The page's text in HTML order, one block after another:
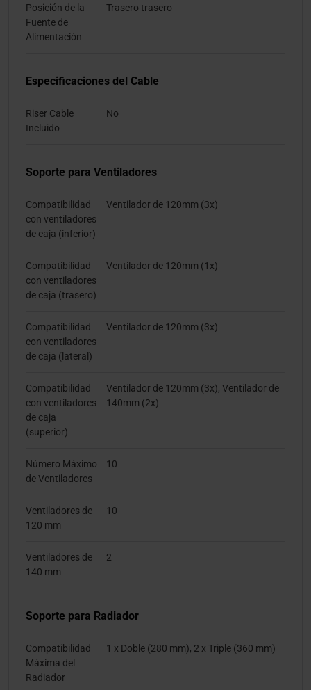
Posición de la
Fuente de
Alimentación
Trasero trasero
Especificaciones del Cable
Riser Cable
Incluido
No
Soporte para Ventiladores
Compatibilidad
con ventiladores
de caja (inferior)
Ventilador de 120mm (3x)
Compatibilidad
con ventiladores
de caja (trasero)
Ventilador de 120mm (1x)
Compatibilidad
con ventiladores
de caja (lateral)
Ventilador de 120mm (3x)
Compatibilidad
con ventiladores
de caja
(superior)
Ventilador de 120mm (3x), Ventilador de
140mm (2x)
Número Máximo
de Ventiladores
10
Ventiladores de
120 mm
10
Ventiladores de
140 mm
2
Soporte para Radiador
Compatibilidad
Máxima del
Radiador
1 x Doble (280 mm), 2 x Triple (360 mm)